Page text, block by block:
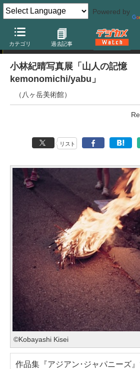
Powered by
カテゴリ 過去記事
ニュース
小林紀晴写真展「山人の記憶
kemonomichi/yabu」
（八ヶ岳美術館）
リスト
©Kobayashi Kisei
作品集『アジアン･ジャパニーズ